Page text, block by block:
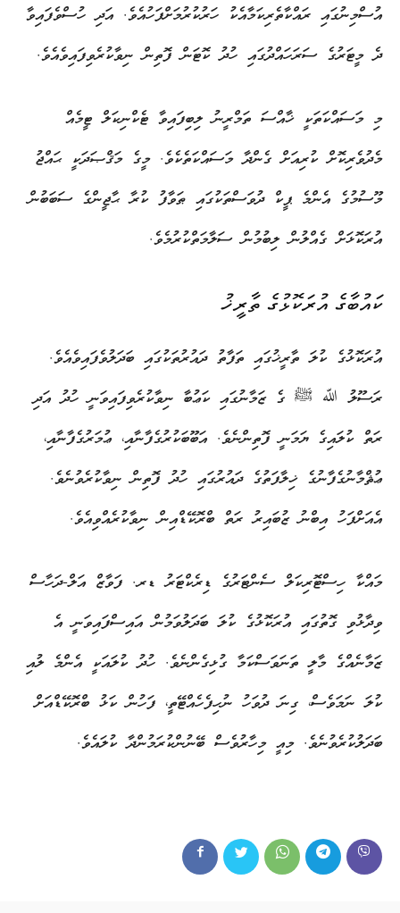
އުސްމިނުގައި ރައްކާތެރިކަމާއެކު ހަރުކުރުމަށްފަހުއެވެ. އަދި ހުސްވެފައިވާ
ދެ މީޓަރުގެ ސަރަހައްދުގައި ހުދު ކޮޓަން ފޮތިން ނިވާކުރެވިފައިވެއެވެ.
މި މަސައްކަތަކީ ޚާއްސަ ތަމްރީނު ލިބިފައިވާ ޓެކްނިކަލް ޓީމެއް
މެދުވެރިކޮށް ކުރިއަށް ގެންދާ މަސައްކަތެކެވެ. މީގެ މަޤްޞަދަކީ ޙައްޖު
މޫސުމުގެ އެންމެ ޕީކް ދުވަސްތަކުގައި ޠަވާފު ކުރާ ޙާޖީންގެ ސަބަބުން
އުރަކޮޅަށް ގެއްލުން ލިބުމުން ސަލާމަތްކުރުމެވެ.
ކައުބާގެ އުރަކޮޅުގެ ތާރީޚު
އުރަކޮޅުގެ ކުލަ ތާރީޚުގައި ތަފާތު ދައުރުތަކުގައި ބަދަލުވެފައިވެއެވެ.
ރަސޫލު ﷲ ﷺ ގެ ޒަމާނުގައި ކަޢުބާ ނިވާކުރެވިފައިވަނީ ހުދު އަދި
ރަތް ކުލައިގެ ޔަމަނީ ފޮތިންނެވެ. އަބޫބަކުރުގެފާނާއި، ޢުމަރުގެފާނާއި،
ޢުޘްމާނުގެފާނުގެ ޚިލާފަތުގެ ދައުރުގައި ހުދު ފޮތިން ނިވާކުރެވުނެވެ.
އެއަށްފަހު އިބްނު ޒުބައިރު ރަތް ބްރޮކޭޑްއިން ނިވާކުރެއްވިއެވެ.
މައްކާ ހިސްޓޮރިކަލް ސެންޓަރުގެ ޑިރެކްޓަރު ޑރ. ފަވާޒް އަލް-ދަހާސް
ވިދާޅުވި ގޮތުގައި އުރަކޮޅުގެ ކުލަ ބަދަލުވަމުން އައިސްފައިވަނީ އެ
ޒަމާނެއްގެ މާލީ ތަނަވަސްކަމާ ގުޅިގެންނެވެ. ހުދު ކުލައަކީ އެންމެ ލުއި
ކުލަ ނަމަވެސް، ގިނަ ދުވަހު ނުހިފެހެއްޓޭތީ، ފަހުން ކަޅު ބްރޮކޭޑްއަށް
ބަދަލުކުރެވުނެވެ. މިއީ މިހާރުވެސް ބޭނުންކުރަމުންދާ ކުލައެވެ.